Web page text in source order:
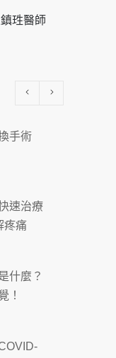
珄醫師
「這習
暑病例：
展歷程與
健康好禮
手術
速治療
疼痛
什麼？
！